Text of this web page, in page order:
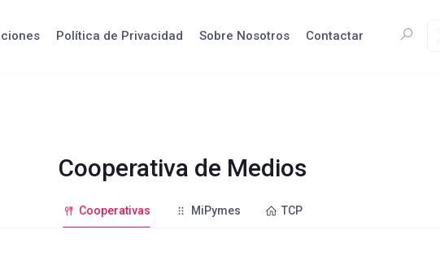
Política de Privacidad Sobre Nosotros Contactar
Cooperativa de Medios
Cooperativas MiPymes TCP